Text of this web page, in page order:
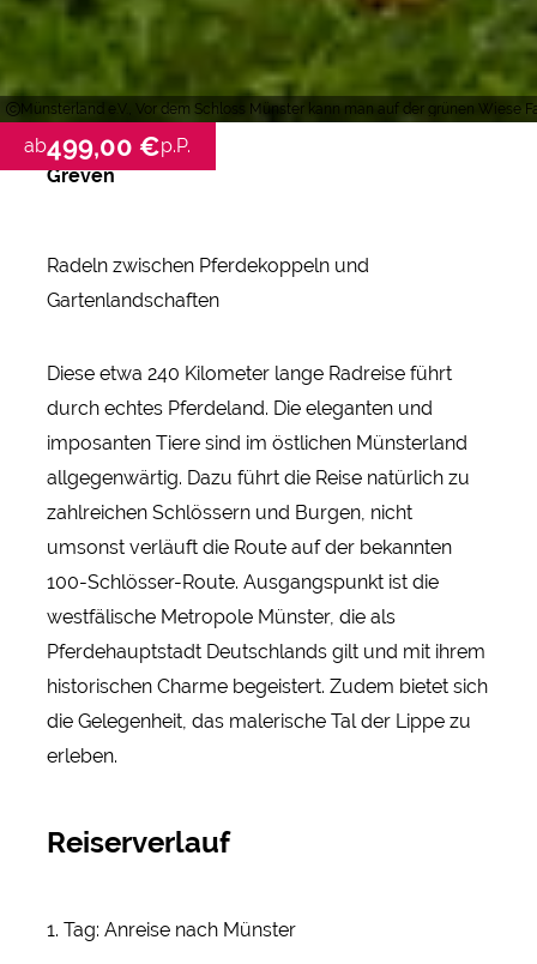
Münsterland e.V., Vor dem Schloss Münster kann man auf der grünen Wiese
ab499,00 €p.P.
Greven
Radeln zwischen Pferdekoppeln und
Gartenlandschaften
Diese etwa 240 Kilometer lange Radreise führt
durch echtes Pferdeland. Die eleganten und
imposanten Tiere sind im östlichen Münsterland
allgegenwärtig. Dazu führt die Reise natürlich zu
zahlreichen Schlössern und Burgen, nicht
umsonst verläuft die Route auf der bekannten
100-Schlösser-Route. Ausgangspunkt ist die
westfälische Metropole Münster, die als
Pferdehauptstadt Deutschlands gilt und mit ihrem
historischen Charme begeistert. Zudem bietet sich
die Gelegenheit, das malerische Tal der Lippe zu
erleben.
Reiserverlauf
1. Tag: Anreise nach Münster